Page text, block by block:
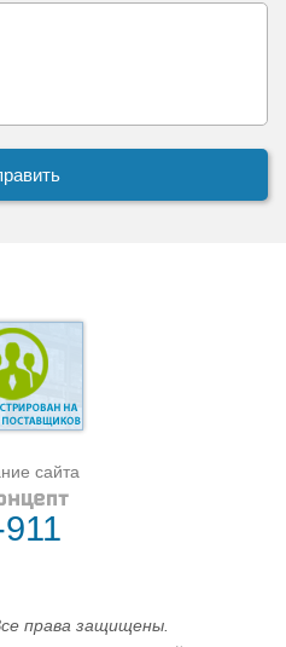
сайта
права защищены.